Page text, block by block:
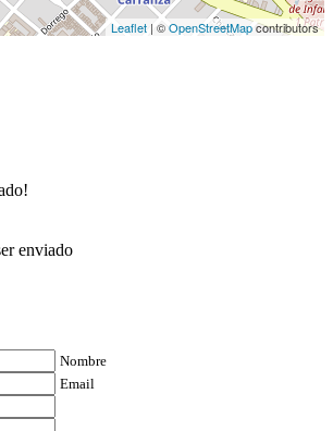
Leaflet | ©OpenStreetMapcontributors
enviado
Nombre
Email